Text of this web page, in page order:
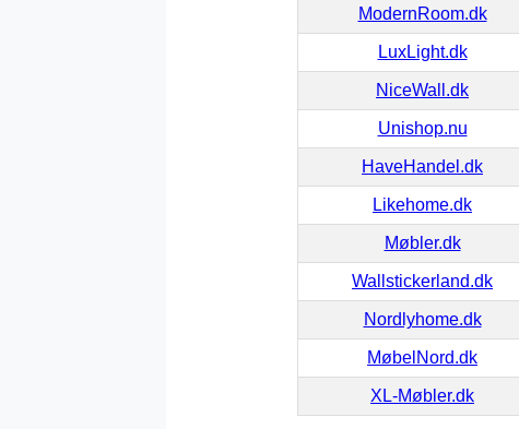
ModernRoom.dk
LuxLight.dk
NiceWall.dk
Unishop.nu
HaveHandel.dk
Likehome.dk
Møbler.dk
Wallstickerland.dk
Nordlyhome.dk
MøbelNord.dk
XL-Møbler.dk